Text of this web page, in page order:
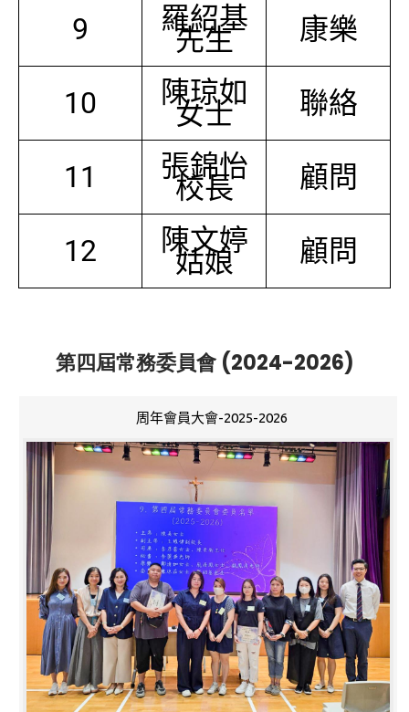
9 羅紹基
先生 康樂
10 陳琼如
女士 聯絡
11 張錦怡
校長 顧問
12 陳文婷
姑娘 顧問
第四屆常務委員會 (2024-2026)
周年會員大會-2025-2026